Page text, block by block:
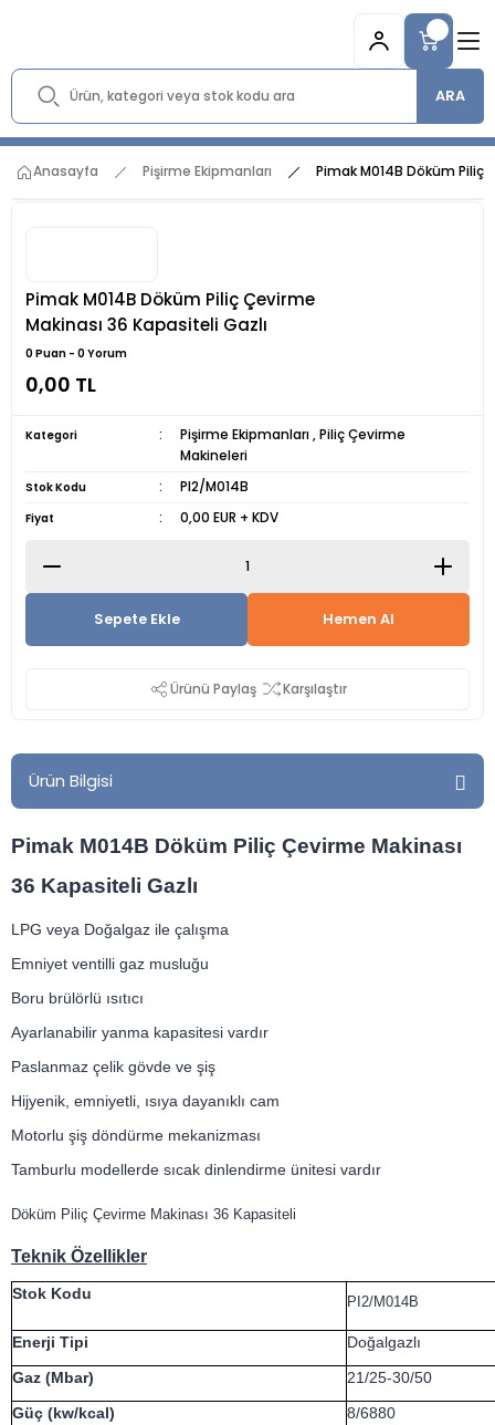
ARA
Anasayfa Pişirme Ekipmanları Pimak M014B Döküm Piliç
Pimak M014B Döküm Piliç Çevirme
Makinası 36 Kapasiteli Gazlı
0 Puan - 0 Yorum
0,00 TL
Kategori Pişirme Ekipmanları ,Piliç Çevirme
Makineleri
Stok Kodu Pl2/M014B
Fiyat 0,00 EUR + KDV
Sepete Ekle Hemen Al
Ürünü Paylaş Karşılaştır
Ürün Bilgisi
Pimak M014B Döküm Piliç Çevirme Makinası
36 Kapasiteli Gazlı
LPG veya Doğalgaz ile çalışma
Emniyet ventilli gaz musluğu
Boru brülörlü ısıtıcı
Ayarlanabilir yanma kapasitesi vardır
Paslanmaz çelik gövde ve şiş
Hijyenik, emniyetli, ısıya dayanıklı cam
Motorlu şiş döndürme mekanizması
Tamburlu modellerde sıcak dinlendirme ünitesi vardır
Döküm Piliç Çevirme Makinası 36 Kapasiteli
Teknik Özellikler
Stok Kodu PI2/M014B
Enerji Tipi
Doğalgazlı
Gaz (Mbar)
21/25-30/50
Güç (kw/kcal)
8/6880